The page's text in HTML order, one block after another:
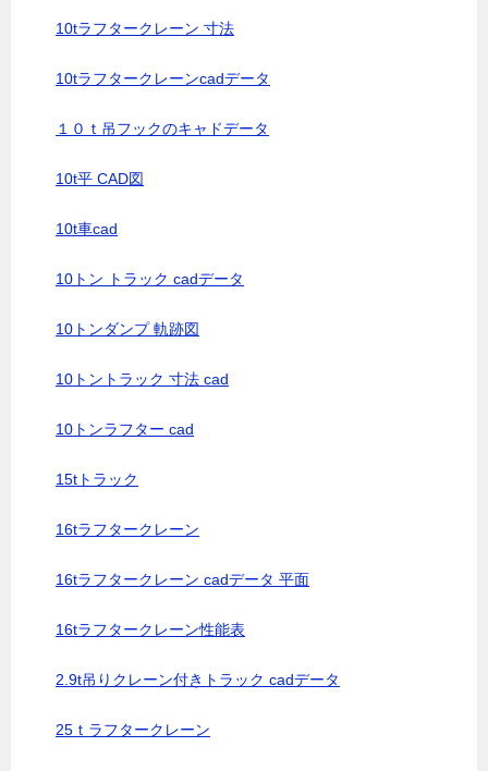
10tラフタークレーン 寸法
10tラフタークレーンcadデータ
１０ｔ吊フックのキャドデータ
10t平 CAD図
10t車cad
10トン トラック cadデータ
10トンダンプ 軌跡図
10トントラック 寸法 cad
10トンラフター cad
15tトラック
16tラフタークレーン
16tラフタークレーン cadデータ 平面
16tラフタークレーン性能表
2.9t吊りクレーン付きトラック cadデータ
25ｔラフタークレーン